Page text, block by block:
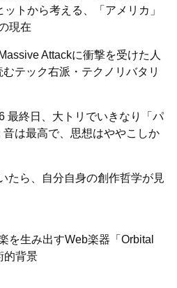
ットから考える、「アメリカ」
現在
Attackに衝撃を受けた人
テック右派・テクノリバタリ
最終日、大トリでいきなり「パ
音は最高で、思想はややこしか
たら、自分自身の創作哲学が見
を生み出すWeb楽器「Orbital
的背景